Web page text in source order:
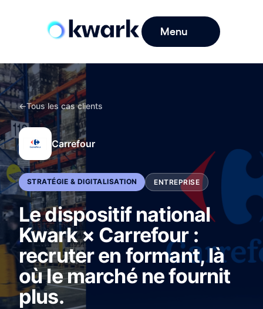
Menu
←Tous les cas clients
Carrefour
STRATÉGIE & DIGITALISATION ENTREPRISE
Le dispositif national
Kwark × Carrefour :
recruter en formant, là
où le marché ne fournit
plus.